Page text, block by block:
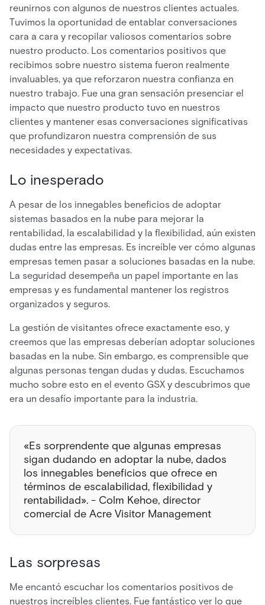
reunirnos con algunos de nuestros clientes actuales.
Tuvimos la oportunidad de entablar conversaciones
cara a cara y recopilar valiosos comentarios sobre
nuestro producto. Los comentarios positivos que
recibimos sobre nuestro sistema fueron realmente
invaluables, ya que reforzaron nuestra confianza en
nuestro trabajo. Fue una gran sensación presenciar el
impacto que nuestro producto tuvo en nuestros
clientes y mantener esas conversaciones significativas
que profundizaron nuestra comprensión de sus
necesidades y expectativas.
Lo inesperado
A pesar de los innegables beneficios de adoptar
sistemas basados en la nube para mejorar la
rentabilidad, la escalabilidad y la flexibilidad, aún existen
dudas entre las empresas. Es increíble ver cómo algunas
empresas temen pasar a soluciones basadas en la nube.
La seguridad desempeña un papel importante en las
empresas y es fundamental mantener los registros
organizados y seguros.
La gestión de visitantes ofrece exactamente eso, y
creemos que las empresas deberían adoptar soluciones
basadas en la nube. Sin embargo, es comprensible que
algunas personas tengan dudas y dudas. Escuchamos
mucho sobre esto en el evento GSX y descubrimos que
era un desafío importante para la industria.
«Es sorprendente que algunas empresas
sigan dudando en adoptar la nube, dados
los innegables beneficios que ofrece en
términos de escalabilidad, flexibilidad y
rentabilidad». - Colm Kehoe, director
comercial de Acre Visitor Management
Las sorpresas
Me encantó escuchar los comentarios positivos de
nuestros increíbles clientes. Fue fantástico ver lo que